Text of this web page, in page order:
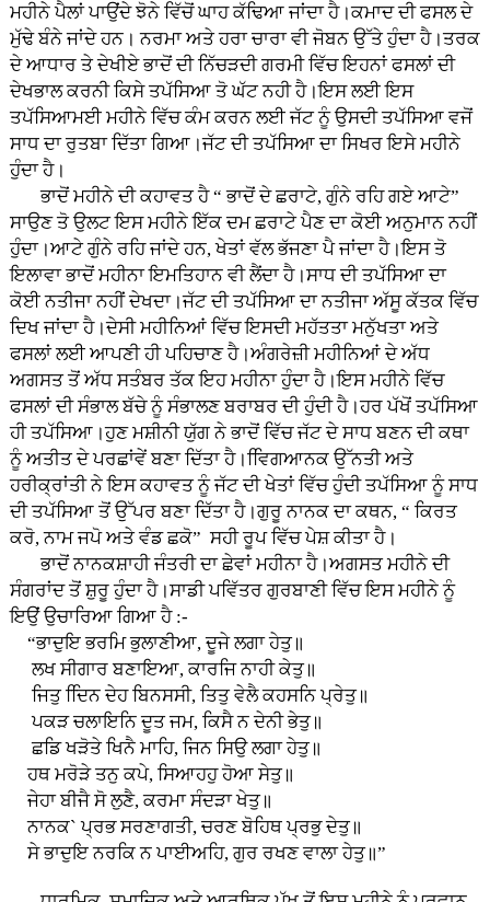
ਮਹੀਨੇ ਪੈਲਾਂ ਪਾਉਂਦੇ ਝੋਨੇ ਵਿੱਚੋਂ ਘਾਹ ਕੱਢਿਆ ਜਾਂਦਾ ਹੈ।ਕਮਾਦ ਦੀ ਫਸਲ ਦੇ
ਮੁੱਢੇ ਬੰਨੇ ਜਾਂਦੇ ਹਨ। ਨਰਮਾ ਅਤੇ ਹਰਾ ਚਾਰਾ ਵੀ ਜੋਬਨ ਉੱਤੇ ਹੁੰਦਾ ਹੈ।ਤਰਕ
ਦੇ ਆਧਾਰ ਤੇ ਦੇਖੀਏ ਭਾਦੋਂ ਦੀ ਨਿੱਚੜਦੀ ਗਰਮੀ ਵਿੱਚ ਇਹਨਾਂ ਫਸਲਾਂ ਦੀ
ਦੇਖਭਾਲ ਕਰਨੀ ਕਿਸੇ ਤਪੱਸਿਆ ਤੋ ਘੱਟ ਨਹੀ ਹੈ।ਇਸ ਲਈ ਇਸ
ਤਪੱਸਿਆਮਈ ਮਹੀਨੇ ਵਿੱਚ ਕੰਮ ਕਰਨ ਲਈ ਜੱਟ ਨੂੰ ਉਸਦੀ ਤਪੱਸਿਆ ਵਜੋਂ
ਸਾਧ ਦਾ ਰੁਤਬਾ ਦਿੱਤਾ ਗਿਆ।ਜੱਟ ਦੀ ਤਪੱਸਿਆ ਦਾ ਸਿਖਰ ਇਸੇ ਮਹੀਨੇ
ਹੁੰਦਾ ਹੈ।
ਭਾਦੋਂ ਮਹੀਨੇ ਦੀ ਕਹਾਵਤ ਹੈ “ ਭਾਦੋਂ ਦੇ ਛਰਾਟੇ, ਗੁੰਨੇ ਰਹਿ ਗਏ ਆਟੇ”
ਸਾਉਣ ਤੋ ਉਲਟ ਇਸ ਮਹੀਨੇ ਇੱਕ ਦਮ ਛਰਾਟੇ ਪੈਣ ਦਾ ਕੋਈ ਅਨੁਮਾਨ ਨਹੀਂ
ਹੁੰਦਾ।ਆਟੇ ਗੁੰਨੇ ਰਹਿ ਜਾਂਦੇ ਹਨ, ਖੇਤਾਂ ਵੱਲ ਭੱਜਣਾ ਪੈ ਜਾਂਦਾ ਹੈ।ਇਸ ਤੋ
ਇਲਾਵਾ ਭਾਦੋਂ ਮਹੀਨਾ ਇਮਤਿਹਾਨ ਵੀ ਲੈਂਦਾ ਹੈ।ਸਾਧ ਦੀ ਤਪੱਸਿਆ ਦਾ
ਕੋਈ ਨਤੀਜਾ ਨਹੀਂ ਦੇਖਦਾ।ਜੱਟ ਦੀ ਤਪੱਸਿਆ ਦਾ ਨਤੀਜਾ ਅੱਸੂ ਕੱਤਕ ਵਿੱਚ
ਦਿਖ ਜਾਂਦਾ ਹੈ।ਦੇਸੀ ਮਹੀਨਿਆਂ ਵਿੱਚ ਇਸਦੀ ਮਹੱਤਤਾ ਮਨੁੱਖਤਾ ਅਤੇ
ਫਸਲਾਂ ਲਈ ਆਪਣੀ ਹੀ ਪਹਿਚਾਣ ਹੈ।ਅੰਗਰੇਜ਼ੀ ਮਹੀਨਿਆਂ ਦੇ ਅੱਧ
ਅਗਸਤ ਤੋਂ ਅੱਧ ਸਤੰਬਰ ਤੱਕ ਇਹ ਮਹੀਨਾ ਹੁੰਦਾ ਹੈ।ਇਸ ਮਹੀਨੇ ਵਿੱਚ
ਫਸਲਾਂ ਦੀ ਸੰਭਾਲ ਬੱਚੇ ਨੂੰ ਸੰਭਾਲਣ ਬਰਾਬਰ ਦੀ ਹੁੰਦੀ ਹੈ।ਹਰ ਪੱਖੋਂ ਤਪੱਸਿਆ
ਹੀ ਤਪੱਸਿਆ।ਹੁਣ ਮਸ਼ੀਨੀ ਯੁੱਗ ਨੇ ਭਾਦੋਂ ਵਿੱਚ ਜੱਟ ਦੇ ਸਾਧ ਬਣਨ ਦੀ ਕਥਾ
ਨੂੰ ਅਤੀਤ ਦੇ ਪਰਛਾਂਵੇਂ ਬਣਾ ਦਿੱਤਾ ਹੈ।ਵਿਿਗਆਨਕ ਉੱਨਤੀ ਅਤੇ
ਹਰੀਕ੍ਰਾਂਤੀ ਨੇ ਇਸ ਕਹਾਵਤ ਨੂੰ ਜੱਟ ਦੀ ਖੇਤਾਂ ਵਿੱਚ ਹੁੰਦੀ ਤਪੱਸਿਆ ਨੂੰ ਸਾਧ
ਦੀ ਤਪੱਸਿਆ ਤੋਂ ਉੱਪਰ ਬਣਾ ਦਿੱਤਾ ਹੈ।ਗੁਰੂ ਨਾਨਕ ਦਾ ਕਥਨ, “ ਕਿਰਤ
ਕਰੋ, ਨਾਮ ਜਪੋ ਅਤੇ ਵੰਡ ਛਕੋ” ਸਹੀ ਰੂਪ ਵਿੱਚ ਪੇਸ਼ ਕੀਤਾ ਹੈ।
ਭਾਦੋਂ ਨਾਨਕਸ਼ਾਹੀ ਜੰਤਰੀ ਦਾ ਛੇਵਾਂ ਮਹੀਨਾ ਹੈ।ਅਗਸਤ ਮਹੀਨੇ ਦੀ
ਸੰਗਰਾਂਦ ਤੋਂ ਸ਼ੁਰੂ ਹੁੰਦਾ ਹੈ।ਸਾਡੀ ਪਵਿੱਤਰ ਗੁਰਬਾਣੀ ਵਿੱਚ ਇਸ ਮਹੀਨੇ ਨੂੰ
ਇਉਂ ਉਚਾਰਿਆ ਗਿਆ ਹੈ :-
“ਭਾਦੁਇ ਭਰਮਿ ਭੁਲਾਣੀਆ, ਦੂਜੇ ਲਗਾ ਹੇਤੁ॥
ਲਖ ਸੀਗਾਰ ਬਣਾਇਆ, ਕਾਰਜਿ ਨਾਹੀ ਕੇਤੁ॥
ਜਿਤੁ ਦਿਿਨ ਦੇਹ ਬਿਨਸਸੀ, ਤਿਤੁ ਵੇਲੈ ਕਹਸਨਿ ਪ੍ਰੇਤੁ॥
ਪਕੜ ਚਲਾਇਨਿ ਦੂਤ ਜਮ, ਕਿਸੈ ਨ ਦੇਨੀ ਭੇਤੁ॥
ਛਡਿ ਖੜੋਤੇ ਖਿਨੈ ਮਾਹਿ, ਜਿਨ ਸਿਉ ਲਗਾ ਹੇਤੁ॥
ਹਥ ਮਰੋੜੇ ਤਨੁ ਕਪੇ, ਸਿਆਹਹੁ ਹੋਆ ਸੇਤੁ॥
ਜੇਹਾ ਬੀਜੈ ਸੋ ਲੁਣੈ, ਕਰਮਾ ਸੰਦੜਾ ਖੇਤੁ॥
ਨਾਨਕ` ਪ੍ਰਭ ਸਰਣਾਗਤੀ, ਚਰਣ ਬੋਹਿਥ ਪ੍ਰਭੁ ਦੇਤੁ॥
ਸੇ ਭਾਦੁਇ ਨਰਕਿ ਨ ਪਾਈਅਹਿ, ਗੁਰ ਰਖਣ ਵਾਲਾ ਹੇਤੁ॥”